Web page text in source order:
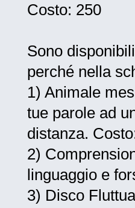
Costo: 250
Sono
perché nella
1) Animale
tue parole ad
distanza.
2)
linguaggio e
3) Disco